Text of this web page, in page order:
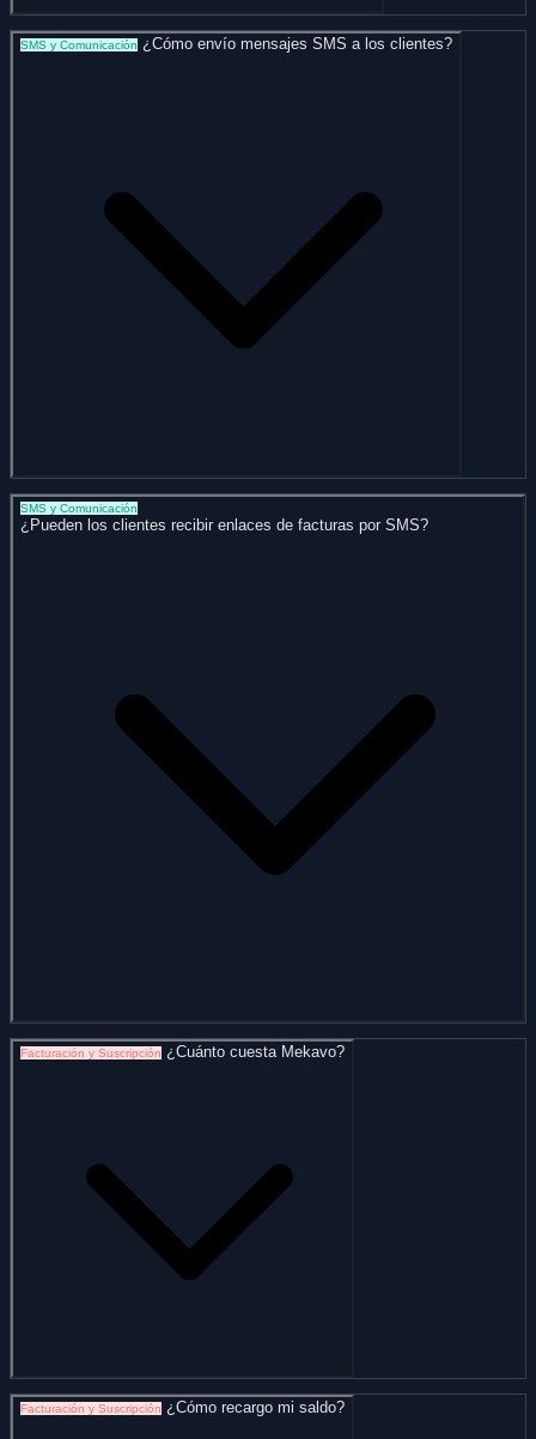
SMS y Comunicación ¿Cómo envío mensajes SMS a los clientes?
SMS y Comunicación
¿Pueden los clientes recibir enlaces de facturas por SMS?
Facturación y Suscripción ¿Cuánto cuesta Mekavo?
Facturación y Suscripción ¿Cómo recargo mi saldo?